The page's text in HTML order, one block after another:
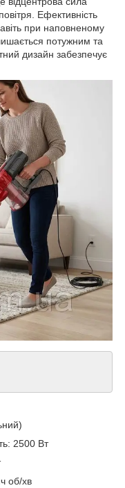
Ефективність
при наповненому
потужним та
дизайн забезпечує
2500 Вт
об/хв